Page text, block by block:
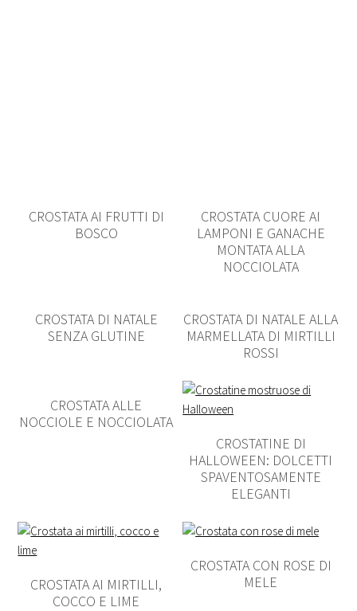
CROSTATA AI FRUTTI DI
BOSCO
CROSTATA CUORE AI
LAMPONI E GANACHE
MONTATA ALLA
NOCCIOLATA
CROSTATA DI NATALE
SENZA GLUTINE
CROSTATA DI NATALE ALLA
MARMELLATA DI MIRTILLI
ROSSI
CROSTATA ALLE
NOCCIOLE E NOCCIOLATA
CROSTATINE DI
HALLOWEEN: DOLCETTI
SPAVENTOSAMENTE
ELEGANTI
CROSTATA AI MIRTILLI,
COCCO E LIME
CROSTATA CON ROSE DI
MELE